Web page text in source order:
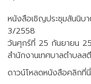
หนังสือเชิญประชุมสันนิบ
3/2558
วันศุกร์ที่ 25 กันยายน
สำนักงานเทศบาลตำบล
ดาวน์โหลดหนังสือคลิกที่นี่